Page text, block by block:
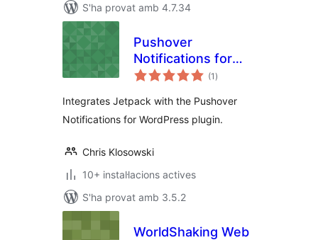
S'ha provat amb 4.7.34
Pushover
Notifications for
Jetpack
(1 puntuacions
totals
)
Integrates Jetpack with the Pushover
Notifications for WordPress plugin.
Chris Klosowski
10+ instal·lacions actives
S'ha provat amb 3.5.2
WorldShaking Web